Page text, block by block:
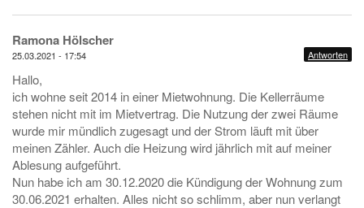
Ramona Hölscher
25.03.2021 - 17:54 Antworten
Hallo,
ich wohne seit 2014 in einer Mietwohnung. Die Kellerräume
stehen nicht mit im Mietvertrag. Die Nutzung der zwei Räume
wurde mir mündlich zugesagt und der Strom läuft mit über
meinen Zähler. Auch die Heizung wird jährlich mit auf meiner
Ablesung aufgeführt.
Nun habe ich am 30.12.2020 die Kündigung der Wohnung zum
30.06.2021 erhalten. Alles nicht so schlimm, aber nun verlangt